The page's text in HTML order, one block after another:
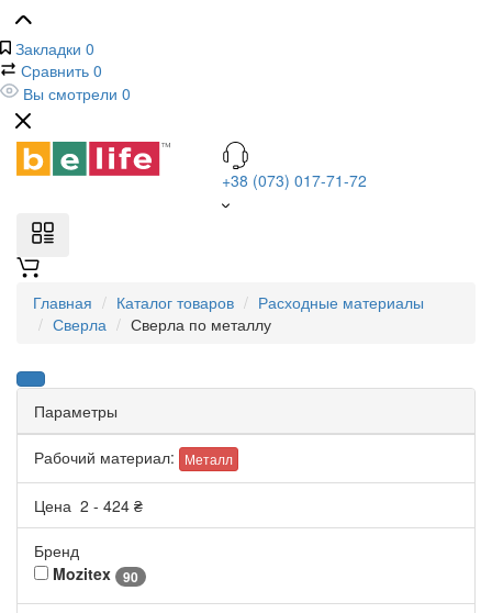
Закладки 0
Сравнить 0
Вы смотрели 0
+38 (073) 017-71-72
Главная Каталог товаров
Расходные материалы
Сверла
Сверла по металлу
Параметры
Рабочий материал: Металл
Цена 2 - 424 ₴
Бренд
Mozitex
90